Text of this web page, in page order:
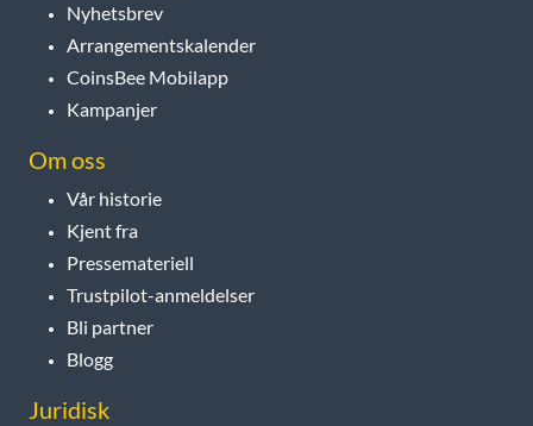
Nyhetsbrev
Arrangementskalender
CoinsBee Mobilapp
Kampanjer
Om oss
Vår historie
Kjent fra
Pressemateriell
Trustpilot-anmeldelser
Bli partner
Blogg
Juridisk